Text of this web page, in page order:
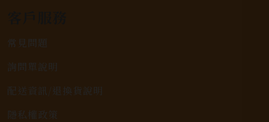
常見問題
詢問單說明
配送資訊/退換貨說明
隱私權政策